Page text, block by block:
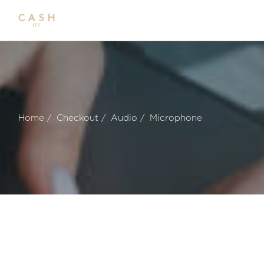
Home Checkout Audio Microphone